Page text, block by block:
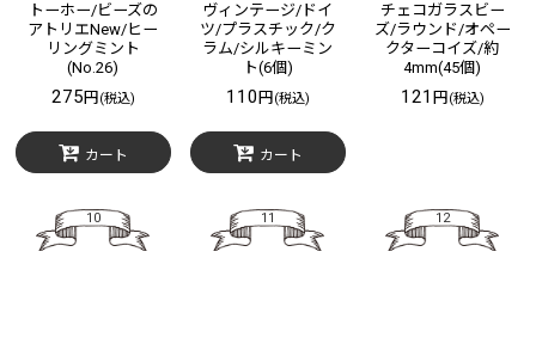
トーホー/ビーズの
アトリエNew/ヒー
リングミント
(No.26)
275 円 (税込)
カート
ヴィンテージ/ドイ
ツ/プラスチック/ク
ラム/シルキーミン
ト(6個)
110 円 (税込)
カート
チェコガラスビー
ズ/ラウンド/オペー
クターコイズ/約
4mm(45個)
121 円 (税込)
10 11 12